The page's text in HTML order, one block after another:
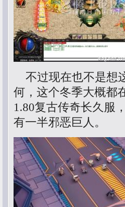
不过现在也不是想
何，这个冬季大概都
1.80复古传奇长久服
有一半邪恶巨人。